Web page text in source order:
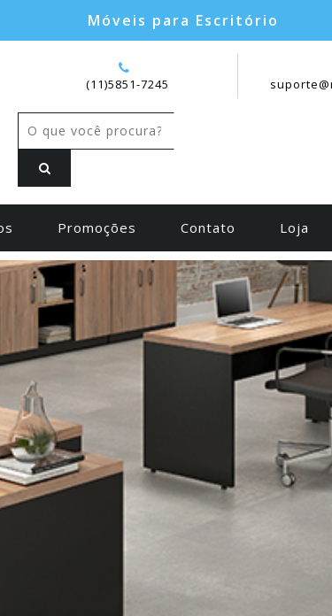
Móveis para Escritório
(11)5851-7245
Promoções Contato Loja